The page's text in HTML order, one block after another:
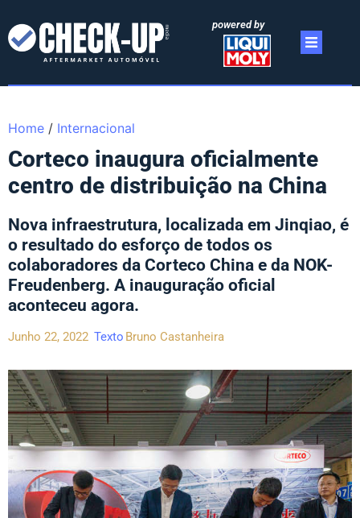
powered by
Home / Internacional
Corteco inaugura oficialmente
centro de distribuição na China
Nova infraestrutura, localizada em Jinqiao, é
o resultado do esforço de todos os
colaboradores da Corteco China e da NOK-
Freudenberg. A inauguração oficial
aconteceu agora.
Junho 22, 2022 Texto Bruno Castanheira